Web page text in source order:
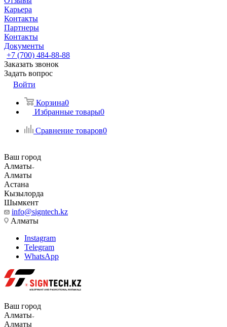
Карьера
Контакты
Партнеры
Контакты
Документы
+7 (700) 484-88-88
Заказать звонок
Задать вопрос
Войти
Корзина0
Избранные товары0
Сравнение товаров0
Ваш город
Алматы
Алматы
Астана
Кызылорда
Шымкент
info@signtech.kz
Алматы
Instagram
Telegram
WhatsApp
Ваш город
Алматы
Алматы